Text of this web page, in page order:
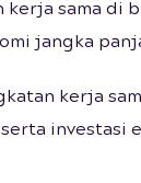
kerja sama di
jangka
kerja
investasi